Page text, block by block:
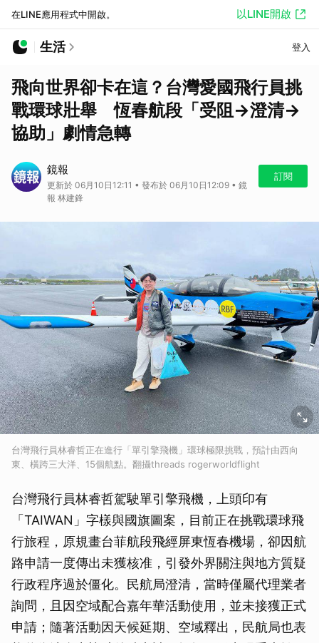
在LINE應用程式中開啟。 以LINE開啟
生活 登入
飛向世界卻卡在這？台灣愛國飛行員挑
戰環球壯舉 恆春航段「受阻→澄清→
協助」劇情急轉
鏡報
更新於 06月10日12:11 • 發布於 06月10日12:09 • 鏡
報 林建鋒
訂閱
台灣飛行員林睿哲正在進行「單引擎飛機」環球極限挑戰，預計由西向
東、橫跨三大洋、15個航點。翻攝threads rogerworldflight
台灣飛行員林睿哲駕駛單引擎飛機，上頭印有
「TAIWAN」字樣與國旗圖案，目前正在挑戰環球飛
行旅程，原規畫台菲航段飛經屏東恆春機場，卻因航
路申請一度傳出未獲核准，引發外界關注與地方質疑
行政程序過於僵化。民航局澄清，當時僅屬代理業者
詢問，且因空域配合嘉年華活動使用，並未接獲正式
申請；隨著活動因天候延期、空域釋出，民航局也表